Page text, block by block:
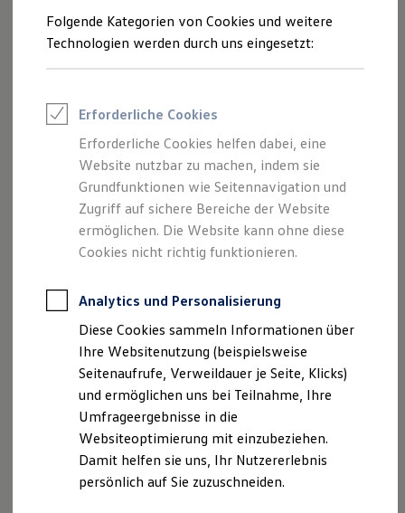
Saisonangebote
Reifenpakete
Leasing
Leasing-Angebote
Elektroauto Leasing
Kleinwagen-Leasing
Leasing ohne Anzahlung
Finanzierung
Autokredit mit Schlussrate
Versicherungen und Garantien
Kfz-Versicherung
Restschuldversicherungen
Garantien
Professional Class bei Volkswagen
Behörden
Direktkunden
Sonderfahrzeuge
Anpfiff zum Gewinn
Elektromobilität
Elektroautos
ID. Tutorials
Elektrofahrzeugkonzepte
ID. EVERY1
Reichweite
Einfache Montage, effektive Traktion und hohe Laufruhe:
Mit Schneeketten können Sie auch bei vereister und
verschneiter Fahrbahn gut vorankommen – und das Auf-
und Abziehen der Reifenketten ist schnell gemacht. Wir
zeigen Ihnen, wie es geht und beantworten häufig gestellte
Fragen zum Thema Schneeketten.
FAQ rund um die
Schneeketten
Wozu brauche ich Schneeketten?
Bei rutschigen Untergründen, etwa Matsch oder Schnee,
kann den Reifen Bodenhaftung fehlen und sie drehen durch.
Das kann zum Schleudern, seitlichem Wegrutschen oder
zum Stillstand führen. Schneeketten können dafür sorgen,
Folgende Kategorien von Cookies und weitere
Technologien werden durch uns eingesetzt:
Erforderliche Cookies
Erforderliche Cookies helfen dabei, eine
Website nutzbar zu machen, indem sie
Grundfunktionen wie Seitennavigation und
Zugriff auf sichere Bereiche der Website
ermöglichen. Die Website kann ohne diese
Cookies nicht richtig funktionieren.
Analytics und Personalisierung
Diese Cookies sammeln Informationen über
Ihre Websitenutzung (beispielsweise
Seitenaufrufe, Verweildauer je Seite, Klicks)
und ermöglichen uns bei Teilnahme, Ihre
Umfrageergebnisse in die
Websiteoptimierung mit einzubeziehen.
Damit helfen sie uns, Ihr Nutzererlebnis
persönlich auf Sie zuzuschneiden.